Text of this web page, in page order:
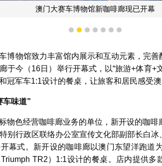
澳门大赛车博物馆新咖啡廊现已开幕
1 2 3 4 5 6 7
博物馆致力丰富馆内展示和互动元素，完
于今（16日）举行开幕式，以“旅游+体育+
冠军车1:1设计的餐桌，让旅客和居民感受澳
车味道”
物色经营咖啡廊业务的单位，新开设的咖
别行政区联络办公室宣传文化部副部长白
幕式。新开设的咖啡廊以澳门东望洋跑道
TR2）1:1设计的餐桌。店内提供多